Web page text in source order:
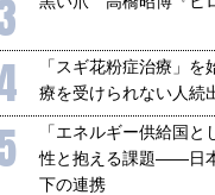
「スギ花粉症治療」
療を受けられない人続
「エネルギー供給国
性と抱える課題――日
下の連携